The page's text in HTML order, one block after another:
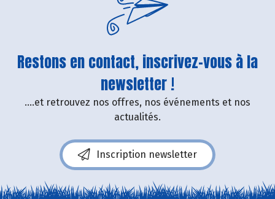
Restons en contact, inscrivez-vous à la
newsletter !
....et retrouvez nos offres, nos événements et nos
actualités.
Inscription newsletter